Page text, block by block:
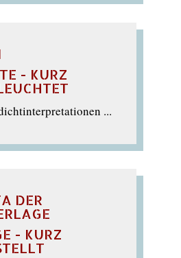
- KURZ
...
DER
- KURZ